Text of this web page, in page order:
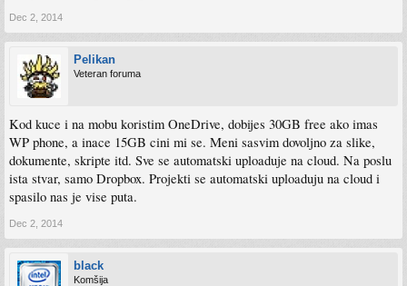
Dec 2, 2014
Pelikan
Veteran foruma
Kod kuce i na mobu koristim OneDrive, dobijes 30GB free ako imas
WP phone, a inace 15GB cini mi se. Meni sasvim dovoljno za slike,
dokumente, skripte itd. Sve se automatski uploaduje na cloud. Na poslu
ista stvar, samo Dropbox. Projekti se automatski uploaduju na cloud i
spasilo nas je vise puta.
Dec 2, 2014
black
Komšija